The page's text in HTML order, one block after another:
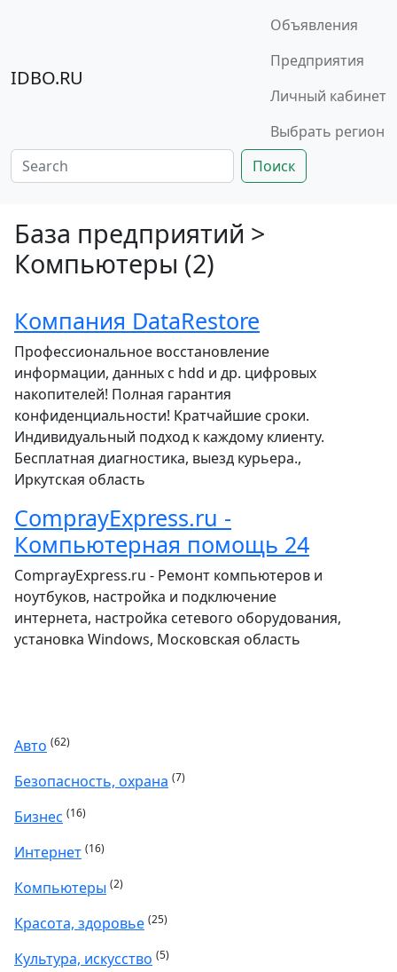
IDBO.RU
Объявления
Предприятия
Личный кабинет
Выбрать регион
Поиск
База предприятий >
Компьютеры (2)
Компания DataRestore
Профессиональное восстановление
информации, данных с hdd и др. цифровых
накопителей! Полная гарантия
конфиденциальности! Кратчайшие сроки.
Индивидуальный подход к каждому клиенту.
Бесплатная диагностика, выезд курьера.,
Иркутская область
ComprayExpress.ru -
Компьютерная помощь 24
ComprayExpress.ru - Ремонт компьютеров и
ноутбуков, настройка и подключение
интернета, настройка сетевого оборудования,
установка Windows, Московская область
Авто (62)
Безопасность, охрана (7)
Бизнес (16)
Интернет (16)
Компьютеры (2)
Красота, здоровье (25)
Культура, искусство (5)